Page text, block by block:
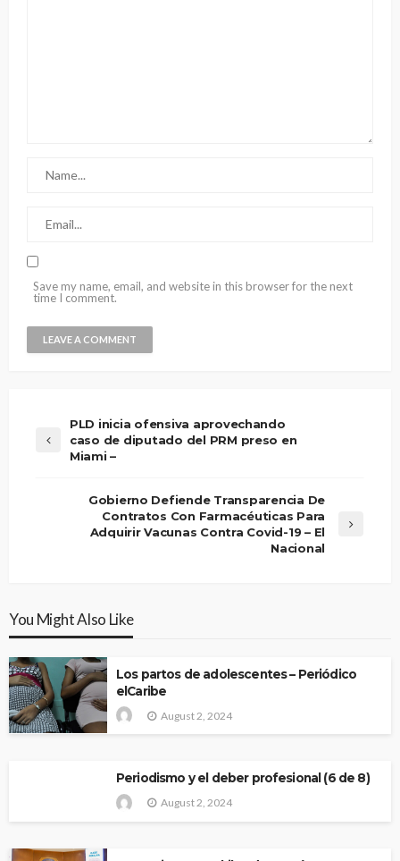
Save my name, email, and website in this browser for the next
time I comment.
PLD inicia ofensiva aprovechando
caso de diputado del PRM preso en
Miami –
Gobierno Defiende Transparencia De
Contratos Con Farmacéuticas Para
Adquirir Vacunas Contra Covid-19 – El
Nacional
You Might Also Like
Los partos de adolescentes – Periódico
elCaribe
August 2, 2024
Periodismo y el deber profesional (6 de 8)
August 2, 2024